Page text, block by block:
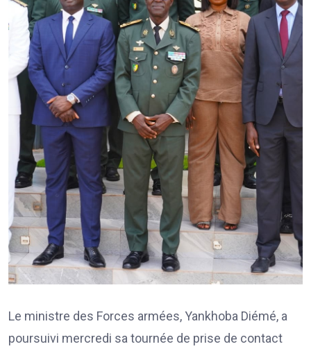
Le ministre des Forces armées, Yankhoba Diémé, a
poursuivi mercredi sa tournée de prise de contact